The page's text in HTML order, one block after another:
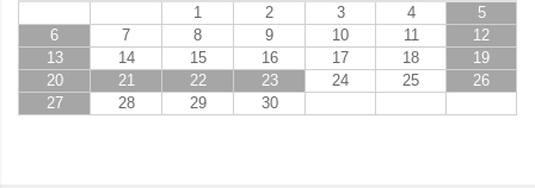
1
2 3 4
5
6
7 8 9 10 11
12
13
14 15 16 17 18
19
20
21 22 23 24 25
26
27
28 29 30